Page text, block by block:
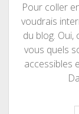
Pour coller
voudrais
du blog. Oui,
vous quels
accessibles